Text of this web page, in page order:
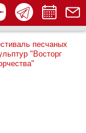
песчаных
"Восторг